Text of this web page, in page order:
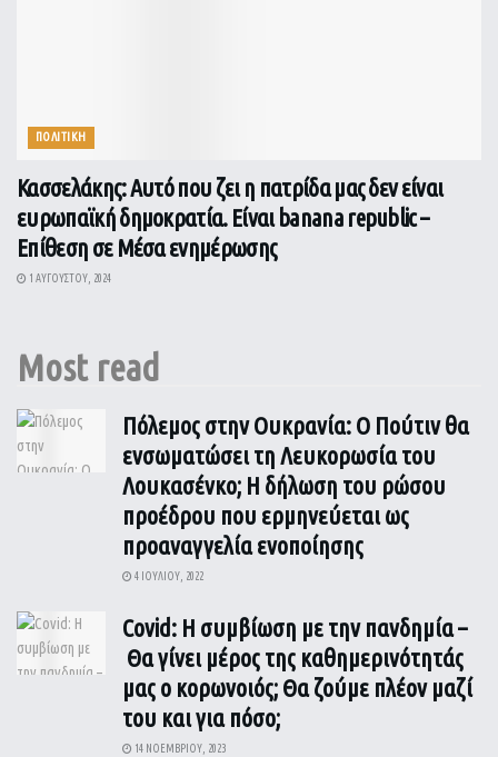
ΠΟΛΙΤΙΚΗ
Κασσελάκης: Αυτό που ζει η πατρίδα μας δεν είναι
ευρωπαϊκή δημοκρατία. Είναι banana republic –
Επίθεση σε Μέσα ενημέρωσης
1 ΑΥΓΟΎΣΤΟΥ, 2024
Most read
Πόλεμος στην Ουκρανία: Ο Πούτιν θα
ενσωματώσει τη Λευκορωσία του
Λουκασένκο; Η δήλωση του ρώσου
προέδρου που ερμηνεύεται ως
προαναγγελία ενοποίησης
4 ΙΟΥΛΊΟΥ, 2022
Covid: Η συμβίωση με την πανδημία –
Θα γίνει μέρος της καθημερινότητάς
μας ο κορωνοιός; Θα ζούμε πλέον μαζί
του και για πόσο;
14 ΝΟΕΜΒΡΊΟΥ, 2023